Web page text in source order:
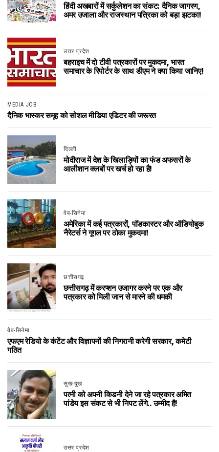
हिंदी अखबारों में सर्कुलेशन का संकट: दैनिक जागरण,
अमर उजाला और राजस्थान पत्रिका को बड़ा झटका!
उत्तर प्रदेश
बहराइच में दो टीवी पत्रकारों पर मुकदमा, भारत
समाचार के रिपोर्टर के साथ डीएम ने क्या किया जानिए!
MEDIA JOB
दैनिक भास्कर समूह को सोशल मीडिया एडिटर की जरूरत
दिल्ली
मोदीराज में देश के खिलाड़ियों का फंड अफसरों के
आलीशान क्लबों पर खर्च हो रहा है!
वेब-सिनेमा
अमेरिका में कई पत्रकारों, पॉडकास्टर और ऑडियोबुक
नैरेटर्स ने गूगल पर ठोका मुकदमा!
छत्तीसगढ़
छत्तीसगढ़ में करप्शन उजागर करने पर एक और
पत्रकार को मिली जान से मारने की धमकी
वेब-सिनेमा
एफएम रेडियो के कंटेंट और विज्ञापनों की निगरानी करेगी सरकार, कमेटी
गठित
सुख-दुख
पत्नी को अपनी किडनी देने जा रहे पत्रकार अमित
पांडेय इस संकट से भी निपट लेंगे.. उम्मीद है!
उत्तर प्रदेश